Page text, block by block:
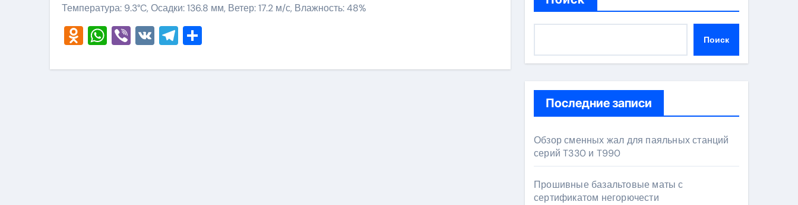
Температура: 9.3°C, Осадки: 136.8 мм, Ветер: 17.2 м/с, Влажность: 48%
Odnoklassniki
WhatsApp
Viber
VKTelegram Поиск
Последние записи
Обзор сменных жал для паяльных станций
серий T330 и T990
Прошивные базальтовые маты с
сертификатом негорючести